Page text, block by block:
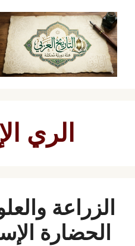
انتقل
المحتوى
الري
الزراعة
الحضارة